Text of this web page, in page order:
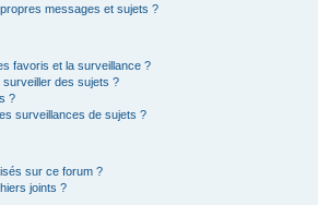
messages et sujets ?
favoris et la surveillance ?
des sujets ?
?
surveillances de sujets ?
sur ce forum ?
joints ?